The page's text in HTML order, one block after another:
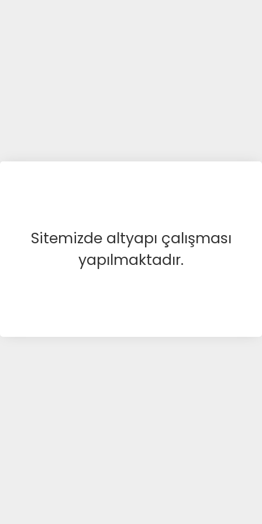
Sitemizde altyapı çalışması
yapılmaktadır.